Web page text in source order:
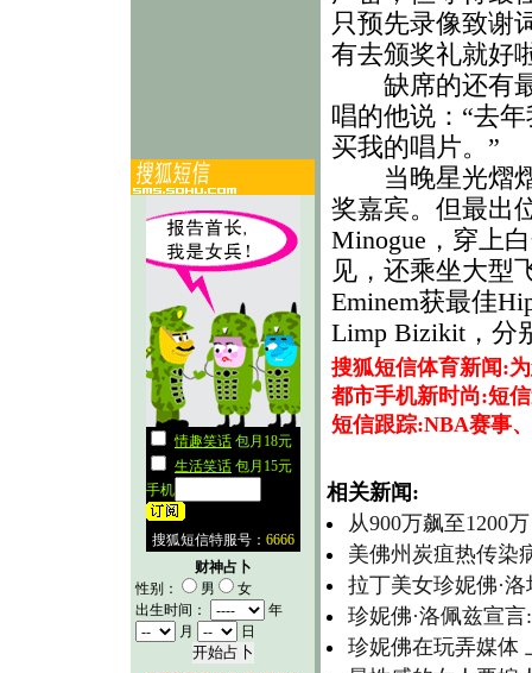
财神占卜
性别：
男
女
出生时间：
年
月
日
只预先录像致谢
有去颁奖礼就好
缺席的还有最
唱的他说：“去
买我的唱片。”
当晚星光熠熠
奖嘉宾。但最出
Minogue，穿上
见，还乘坐大型
Eminem获最佳
Limp Bizikit，分
搜狐短信体育新闻:
都市手机新时尚:短
短信跟踪:NBA赛事
相关新闻:
从900万飙至1200
美佛州炭疽热传染
拉丁美女珍妮佛·
珍妮佛·洛佩兹宣
珍妮佛在玩弄媒体